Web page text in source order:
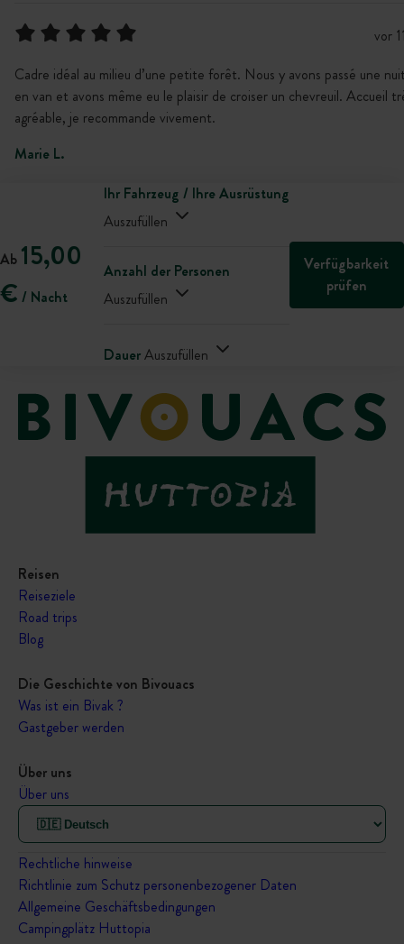
vor
Cadre idéal au milieu d’une petite forêt. Nous y avons passé une
en van et avons même eu le plaisir de croiser un chevreuil. Accueil
agréable, je recommande vivement.
Marie L.
Ab 15,00
€ / Nacht
Ihr Fahrzeug / Ihre Ausrüstung
Auszufüllen
Anzahl der Personen
Auszufüllen
DauerAuszufüllen
Verfügbarkeit
prüfen
Reisen
Reiseziele
Road trips
Blog
Die Geschichte von Bivouacs
Was ist ein Bivak ?
Gastgeber werden
Über uns
Über uns
Rechtliche hinweise
Richtlinie zum Schutz personenbezogener Daten
Allgemeine Geschäftsbedingungen
Campingplätz Huttopia